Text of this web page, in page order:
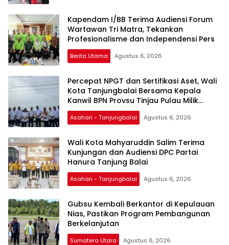
Kapendam I/BB Terima Audiensi Forum
Wartawan Tri Matra, Tekankan
Profesionalisme dan Independensi Pers
Berita Utama Agustus 6, 2026
Percepat NPGT dan Sertifikasi Aset, Wali
Kota Tanjungbalai Bersama Kepala
Kanwil BPN Provsu Tinjau Pulau Milik
Pemko
Asahan - Tanjungbalai Agustus 6, 2026
Wali Kota Mahyaruddin Salim Terima
Kunjungan dan Audiensi DPC Partai
Hanura Tanjung Balai
Asahan - Tanjungbalai Agustus 6, 2026
Gubsu Kembali Berkantor di Kepulauan
Nias, Pastikan Program Pembangunan
Berkelanjutan
Sumatera Utara Agustus 6, 2026